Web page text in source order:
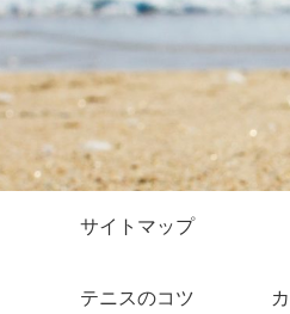
サイトマップ
テニスのコツ